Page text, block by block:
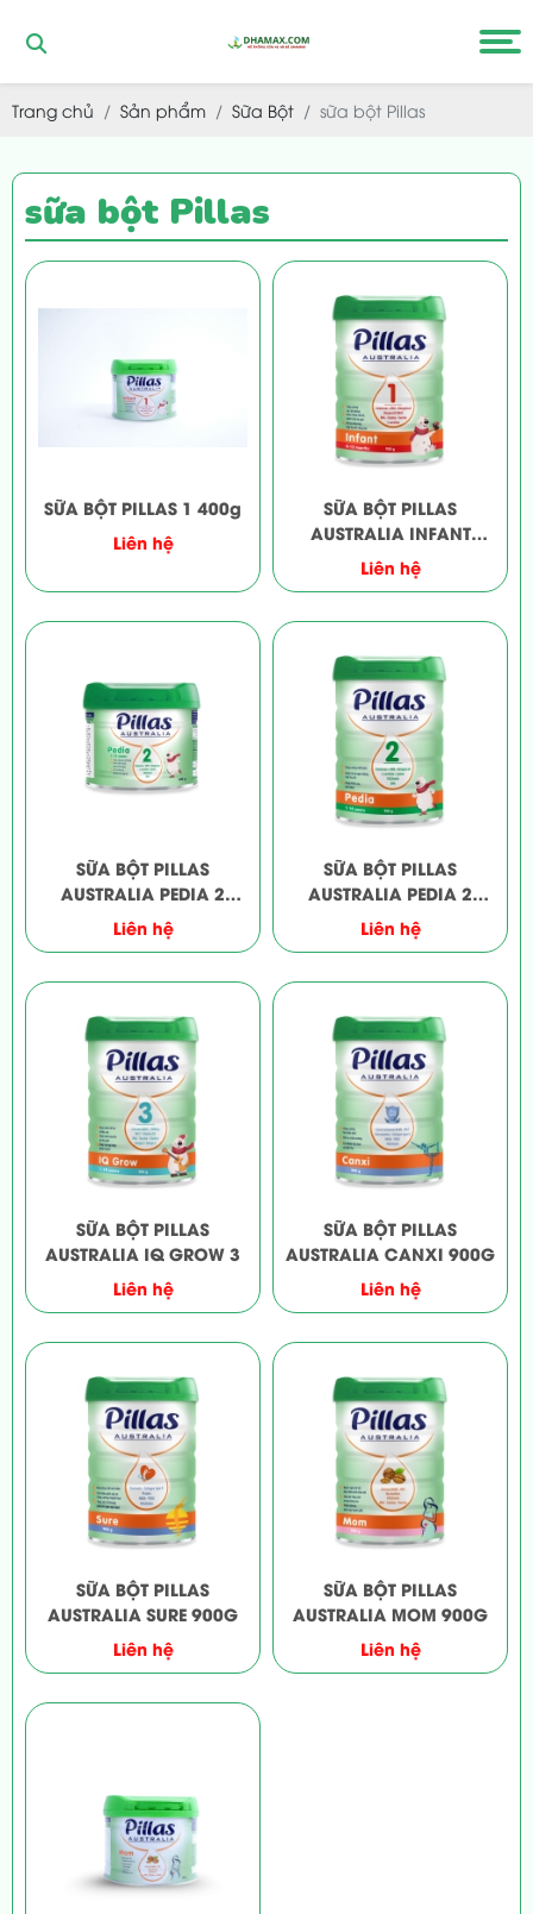
Trang chủ Sản phẩm Sữa Bột sữa bột Pillas
sữa bột Pillas
SỮA BỘT PILLAS 1 400g
Liên hệ
SỮA BỘT PILLAS
AUSTRALIA INFANT
900G
Liên hệ
SỮA BỘT PILLAS
AUSTRALIA PEDIA 2
400G
Liên hệ
SỮA BỘT PILLAS
AUSTRALIA PEDIA 2
900G
Liên hệ
SỮA BỘT PILLAS
AUSTRALIA IQ GROW 3
Liên hệ
SỮA BỘT PILLAS
AUSTRALIA CANXI 900G
Liên hệ
SỮA BỘT PILLAS
AUSTRALIA SURE 900G
Liên hệ
SỮA BỘT PILLAS
AUSTRALIA MOM 900G
Liên hệ